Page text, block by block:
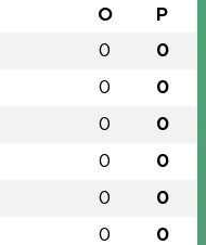
O P
0 0
0 0
0 0
0 0
0 0
0 0